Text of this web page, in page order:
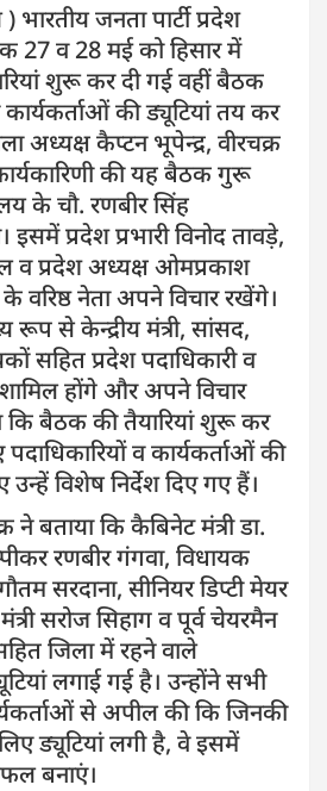
जनता पार्टी प्रदेश
27 व 28 मई को हिसार में
शुरू कर दी गई वहीं बैठक
की ड्यूटियां तय कर
अध्यक्ष कैप्टन भूपेन्द्र, वीरचक्र
की यह बैठक गुरू
के चौ. रणबीर सिंह
इसमें प्रदेश प्रभारी विनोद तावड़े,
व प्रदेश अध्यक्ष ओमप्रकाश
वरिष्ठ नेता अपने विचार रखेंगे।
से केन्द्रीय मंत्री, सांसद,
सहित प्रदेश पदाधिकारी व
होंगे और अपने विचार
कि बैठक की तैयारियां शुरू कर
व कार्यकर्ताओं की
विशेष निर्देश दिए गए हैं।
ने बताया कि कैबिनेट मंत्री डा.
रणबीर गंगवा, विधायक
सरदाना, सीनियर डिप्टी मेयर
सरोज सिहाग व पूर्व चेयरमैन
जिला में रहने वाले
लगाई गई है। उन्होंने सभी
से अपील की कि जिनकी
ड्यूटियां लगी है, वे इसमें
बनाएं।